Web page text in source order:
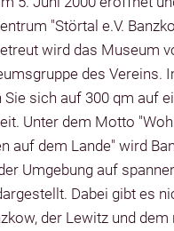
"Störtal e.V.
wird das Museum
des Vereins.
sich auf 300 qm auf
Unter dem Motto
auf dem Lande" wird
Umgebung auf
Dabei gibt es
der Lewitz und dem